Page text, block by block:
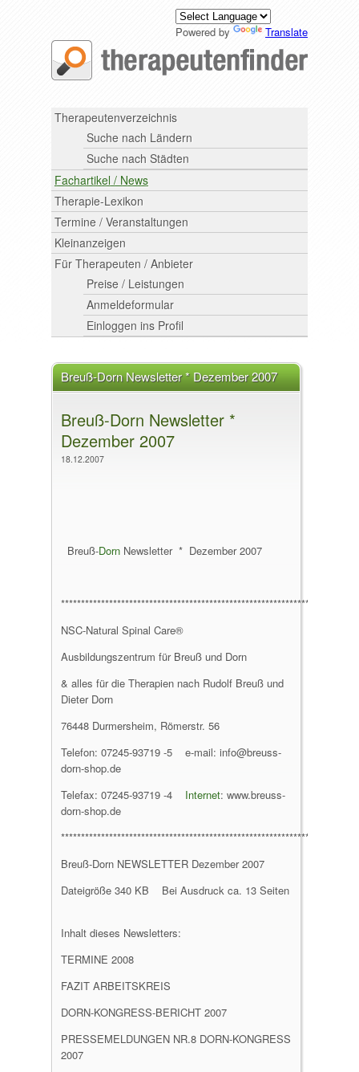
Powered by Translate
Therapeutenverzeichnis
Suche nach Ländern
Suche nach Städten
Fachartikel / News
Therapie-Lexikon
Termine / Veranstaltungen
Kleinanzeigen
Für Therapeuten / Anbieter
Preise / Leistungen
Anmeldeformular
Einloggen ins Profil
Breuß-Dorn Newsletter * Dezember 2007
Breuß-Dorn Newsletter *
Dezember 2007
18.12.2007
Breuß-Dorn Newsletter * Dezember 2007
*******************************************************************
NSC-Natural Spinal Care®
Ausbildungszentrum für Breuß und Dorn
& alles für die Therapien nach Rudolf Breuß und
Dieter Dorn
76448 Durmersheim, Römerstr. 56
Telefon: 07245-93719 -5 e-mail: info@breuss-
dorn-shop.de
Telefax: 07245-93719 -4 Internet: www.breuss-
dorn-shop.de
********************************************************************
Breuß-Dorn NEWSLETTER Dezember 2007
Dateigröße 340 KB Bei Ausdruck ca. 13 Seiten
Inhalt dieses Newsletters:
TERMINE 2008
FAZIT ARBEITSKREIS
DORN-KONGRESS-BERICHT 2007
PRESSEMELDUNGEN NR.8 DORN-KONGRESS
2007